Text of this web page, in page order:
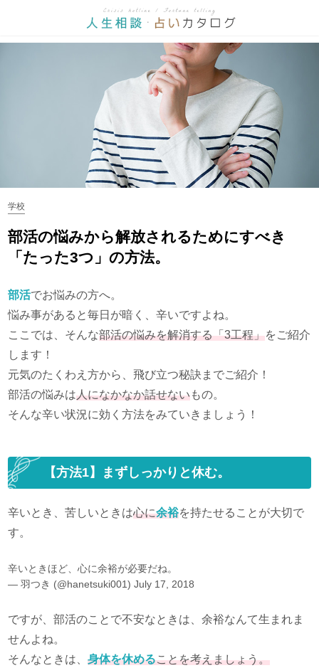
学校
部活の悩みから解放されるためにすべき
「たった3つ」の方法。
部活でお悩みの方へ。
悩み事があると毎日が暗く、辛いですよね。
ここでは、そんな部活の悩みを解消する「3工程」をご紹介
します！
元気のたくわえ方から、飛び立つ秘訣までご紹介！
部活の悩みは人になかなか話せないもの。
そんな辛い状況に効く方法をみていきましょう！
【方法1】まずしっかりと休む。
辛いとき、苦しいときは心に余裕を持たせることが大切で
す。
辛いときほど、心に余裕が必要だね。
— 羽つき (@hanetsuki001) July 17, 2018
ですが、部活のことで不安なときは、余裕なんて生まれま
せんよね。
そんなときは、 身体を休めることを考えましょう。